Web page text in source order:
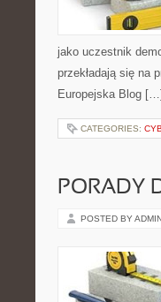
jako uczestnik
przekładają się na
Europejska Blog […]
CATEGORIES:
PORADY
POSTED BY